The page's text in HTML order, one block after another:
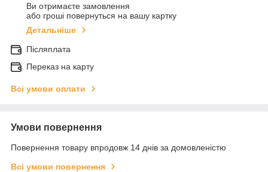
Ви отримаєте замовлення
або гроші повернуться на вашу картку
Детальніше
Післяплата
Переказ на карту
Всі умови оплати
Умови повернення
Повернення товару впродовж 14 днів за домовленістю
Всі умови повернення